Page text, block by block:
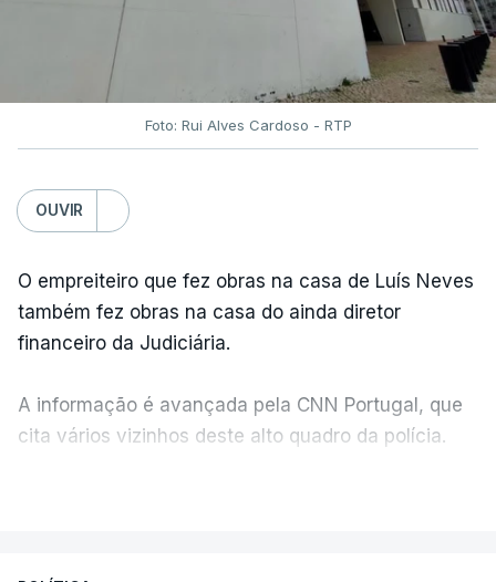
Foto: Rui Alves Cardoso - RTP
OUVIR
O empreiteiro que fez obras na casa de Luís Neves
também fez obras na casa do ainda diretor
financeiro da Judiciária.
A informação é avançada pela CNN Portugal, que
cita vários vizinhos deste alto quadro da polícia.